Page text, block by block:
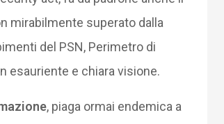
mirabilmente superato dalla
del PSN, Perimetro di
esauriente e chiara visione.
, piaga ormai endemica a